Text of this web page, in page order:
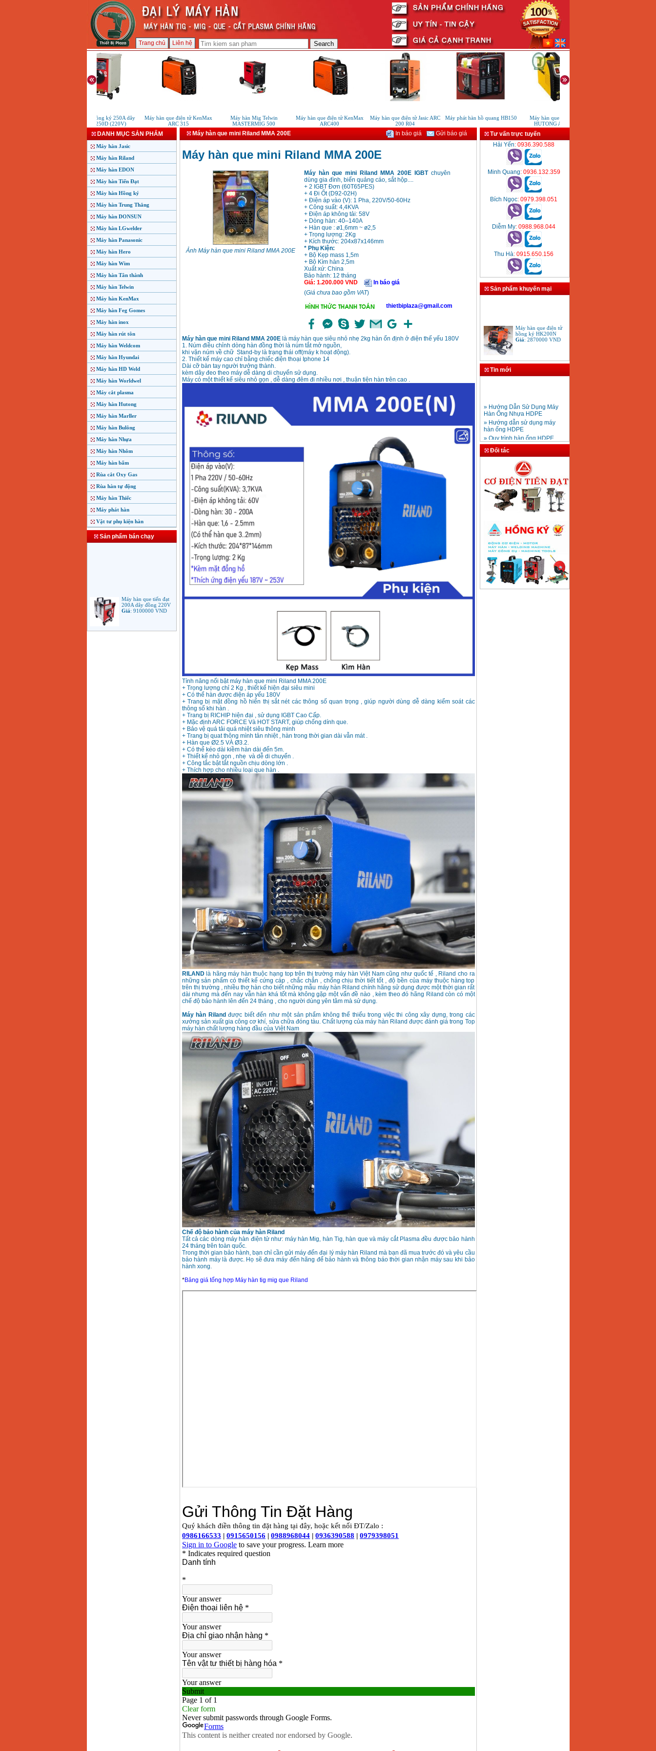
Trang chủ Liên hệ
Máy hàn Hồng ký 250A dây
đồng H250D (220V)
Máy hàn que điện tử KenMax
ARC 315
Máy hàn Mig Telwin
MASTERMIG 500
Máy hàn que điện tử KenMax
ARC400
Máy hàn que điện tử Jasic ARC
200 R04
Máy phát hàn hồ quang HB150
Máy hàn que một chiều
HUTONG ARC 200
DANH MỤC SẢN PHẨM
Máy hàn Jasic
Máy hàn Riland
Máy hàn EDON
Máy hàn Tiến Đạt
Máy hàn Hồng ký
Máy hàn Trung Thắng
Máy hàn DONSUN
Máy hàn LGwelder
Máy hàn Panasonic
Máy hàn Hero
Máy hàn Wim
Máy hàn Tân thành
Máy hàn Telwin
Máy hàn KenMax
Máy hàn Feg Gomes
Máy hàn inox
Máy hàn rút tôn
Máy hàn Weldcom
Máy hàn Hyundai
Máy hàn HD Weld
Máy hàn Worldwel
Máy cắt plasma
Máy hàn Hutong
Máy hàn Marller
Máy hàn Bulông
Máy hàn Nhựa
Máy hàn Nhôm
Máy hàn bấm
Rùa cắt Oxy Gas
Rùa hàn tự động
Máy hàn Thiếc
Máy phát hàn
Vật tư phụ kiện hàn
Sản phẩm bán chạy
200A dây đồng 220V
Giá:9100000VND
Máy hàn que điện tử
Máy hàn que mini Riland MMA 200E In báo giá Gửi báo giá
Máy hàn que mini Riland MMA 200E
Ảnh Máy hàn que mini Riland MMA 200E
Máy hàn que mini Riland MMA 200E IGBT chuyên
dùng gia đình, biển quảng cáo, sắt hộp....
+ 2 IGBT Đơn (60T65PES)
+ 4 Đi Ốt (D92-02H)
+ Điện áp vào (V): 1 Pha, 220V/50-60Hz
+ Công suất: 4,4KVA
+ Điện áp không tải: 58V
+ Dòng hàn: 40–140A
+ Hàn que : ø1,6mm ~ ø2,5
+ Trọng lượng: 2Kg
+ Kích thước: 204x87x146mm
* Phụ Kiện:
+ Bộ Kẹp mass 1,5m
+ Bộ Kìm hàn 2,5m
Xuất xứ: China
Bảo hành: 12 tháng
Giá: 1.200.000VND
In báo giá
(Giá chưa bao gồm VAT)
thietbiplaza@gmail.com
Máy hàn que mini Riland MMA 200Elà máy hàn que siêu nhỏ nhẹ 2kg hàn ổn định ở điện thế yếu 180V
1. Núm điều chỉnh dòng hàn đồng thời là núm tắt mở nguồn,
khi vặn núm về chữ Stand-by là trạng thái off(máy k hoạt động).
2. Thiết kế máy cao chỉ bằng chiếc điện thoại Iphone 14
Dài cỡ bàn tay người trưởng thành.
kèm dây đeo theo máy dễ dàng di chuyển sử dụng.
Máy có một thiết kế siêu nhỏ gọn , dễ dàng đêm đi nhiều nơi , thuận tiện hàn trên cao .
Tính năng nổi bật máy hàn que mini Riland MMA 200E
+ Trọng lượng chỉ 2 Kg , thiết kế hiện đại siêu mini
+ Có thể hàn được điện áp yếu 180V
+ Trang bị mặt đồng hồ hiển thị sắt nét các thông số quan trọng , giúp người dùng dễ dàng kiểm soát các
thông số khi hàn .
+ Trang bị RICHIP hiện đại , sử dụng IGBT Cao Cấp.
+ Mặc định ARC FORCE Và HOT START, giúp chống dính que.
+ Bảo vệ quá tải quá nhiệt siêu thông minh
+ Trang bị quat thông mình tản nhiệt , hàn trong thời gian dài vẫn mát .
+ Hàn que Ø2.5 VÀ Ø3.2.
+ Có thể kéo dài kiềm hàn dài đến 5m.
+ Thiết kế nhỏ gọn , nhẹ và dễ di chuyển .
+ Công tắc bật tắt nguồn chịu dòng lớn .
+ Thích hợp cho nhiều loại que hàn .
RILANDlà hãng máy hàn thuộc hạng top trên thị trường máy hàn Việt Nam cũng như quốc tế , Riland cho ra
những sản phẩm có thiết kế cứng cáp , chắc chắn , chống chịu thời tiết tốt , độ bền của máy thuộc hàng top
trên thị trường , nhiều thợ hàn cho biết những mẫu máy hàn Riland chính hãng sử dụng được một thời gian rất
dài nhưng mà đến nay vẫn hàn khá tốt mà không gặp một vấn đề nào , kèm theo đó hãng Riland còn có một
chế độ bảo hành lên đến 24 tháng , cho người dùng yên tâm mà sử dụng.
Máy hàn Riland được biết đến như một sản phẩm không thể thiếu trong việc thi công xây dựng, trong các
xưởng sản xuất gia công cơ khí, sửa chữa đóng tàu. Chất lượng của máy hàn Riland được đánh giá trong Top
máy hàn chất lượng hàng đầu của Việt Nam
Chế độ bảo hành của máy hàn Riland
Tất cả các dòng máy hàn điện tử như: máy hàn Mig, hàn Tig, hàn que và máy cắt Plasma đều được bảo hành
24 tháng trên toàn quốc.
Trong thời gian bảo hành, bạn chỉ cần gửi máy đến đại lý máy hàn Riland mà bạn đã mua trước đó và yêu cầu
bảo hành máy là được. Họ sẽ đưa máy đến hãng để bảo hành và thông báo thời gian nhận máy sau khi bảo
hành xong.
*Bảng giá tổng hợp Máy hàn tig mig que Riland
Tư vấn trực tuyến
Hải Yến: 0936.390.588
Minh Quang: 0936.132.359
Bích Ngọc: 0979.398.051
Diễm My: 0988.968.044
Thu Hà: 0915.650.156
Sản phẩm khuyến mại
hồng ký HK200N
Giá: 2870000VND
Tay cắt mỏ cắt đèn cắt
Tin mới
Hàn Ống Nhựa HDPE
» Hướng dẫn sử dụng máy
hàn ống HDPE
» Quy trình hàn ống HDPE
hàn thủy lực
» Cataloge máy hàn Jasic
chính hãng
» Hướng dẫn sử dụng máy
hàn bấm hàn điểm
» Cách phân biệt máy hàn
Tiến Đạt thật giả
» Tháp giải nhiệt Tashin đài
loan
» Quy trình lắp đặt máy hàn
» Hướng dẫn sử dụng máy
khoan makita, máy khoan bê
» Hướng dẫn sử dụng máy
khoan Bosch GBH 2-26DFR
Đối tác